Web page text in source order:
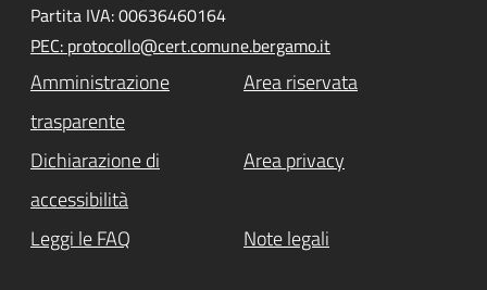
Partita IVA: 00636460164
PEC: protocollo@cert.comune.bergamo.it
Amministrazione
trasparente
Area riservata
Dichiarazione di
accessibilità
Area privacy
Leggi le FAQ Note legali